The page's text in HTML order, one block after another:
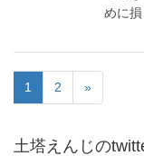
めに
1 2 »
土塔えんじの